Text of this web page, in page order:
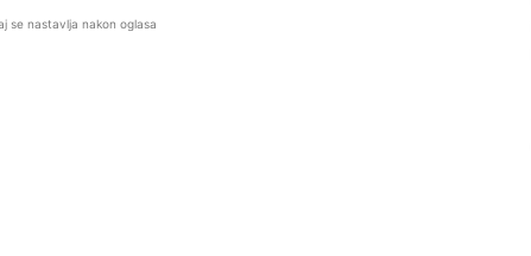
se nastavlja nakon oglasa